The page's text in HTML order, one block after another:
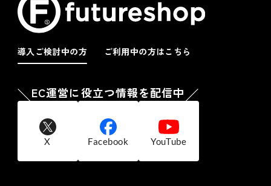
導入ご検討中の方 ご利用中の方はこちら
EC運営に役立つ情報を配信中
X Facebook YouTube